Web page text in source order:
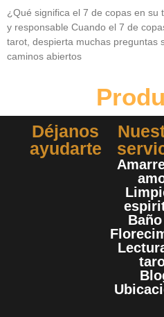
¿Qué significa el 7 de copas en su
y responsable Cuando el 7 de
tarot, despierta muchas preguntas
caminos abiertos
Déjanos
ayudarte